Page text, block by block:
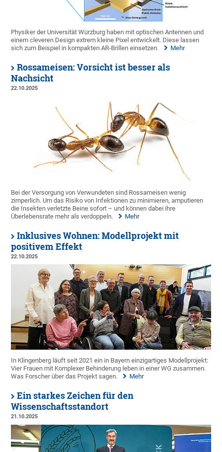
Physiker der Universität Würzburg haben mit optischen Antennen und
einem cleveren Design extrem kleine Pixel entwickelt. Diese lassen
sich zum Beispiel in kompakten AR-Brillen einsetzen.
Mehr
Rossameisen: Vorsicht ist besser als
Nachsicht
22.10.2025
Bei der Versorgung von Verwundeten sind Rossameisen wenig
zimperlich. Um das Risiko von Infektionen zu minimieren, amputieren
die Insekten verletzte Beine sofort – und können dabei ihre
Überlebensrate mehr als verdoppeln.
Mehr
Inklusives Wohnen: Modellprojekt mit
positivem Effekt
22.10.2025
In Klingenberg läuft seit 2021 ein in Bayern einzigartiges Modellprojekt:
Vier Frauen mit Komplexer Behinderung leben in einer WG zusammen.
Was Forscher über das Projekt sagen.
Mehr
Ein starkes Zeichen für den
Wissenschaftsstandort
21.10.2025